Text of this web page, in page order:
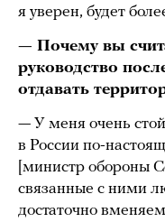
я уверен, будет
— Почему вы
руководство
отдавать
— У меня очень
в России по-
[министр обороны
связанные с ними
достаточно